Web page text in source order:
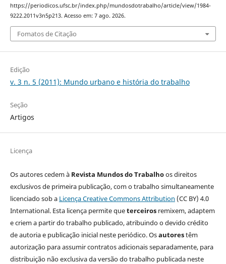
https://periodicos.ufsc.br/index.php/mundosdotrabalho/article/view/1984-
9222.2011v3n5p213. Acesso em: 7 ago. 2026.
Fomatos de Citação
Edição
v. 3 n. 5 (2011): Mundo urbano e história do trabalho
Seção
Artigos
Licença
Os autores cedem à Revista Mundos do Trabalhoos direitos
exclusivos de primeira publicação, com o trabalho simultaneamente
licenciado sob a Licença Creative Commons Attribution (CC BY) 4.0
International. Esta licença permite queterceirosremixem, adaptem
e criem a partir do trabalho publicado, atribuindo o devido crédito
de autoria e publicação inicial neste periódico. Osautorestêm
autorização para assumir contratos adicionais separadamente, para
distribuição não exclusiva da versão do trabalho publicada neste